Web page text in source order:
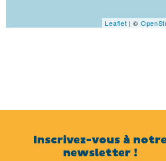
Leaflet | ©
Inscrivez-vous à notre
newsletter !